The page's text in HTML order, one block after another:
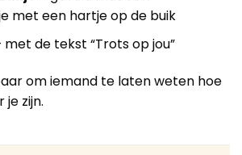
met een hartje op de buik
de tekst “Trots op jou”
om iemand te laten weten hoe
je zijn.